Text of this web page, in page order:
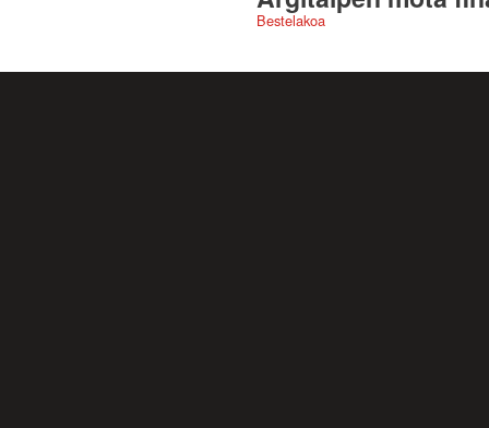
Bestelakoa